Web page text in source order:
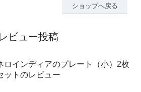
ショップへ戻る
レビュー投稿
ロインディアのプレート（小）2枚
ットのレビュー